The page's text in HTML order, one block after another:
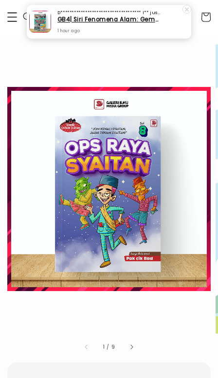
1 / 9
D************************************ I** just purchased
GB4| Siri Fenomena Alam: Gempa Bumi & Tsunami Yang Memusnahkan Kehidupan (SFM 2A)
1 hour ago